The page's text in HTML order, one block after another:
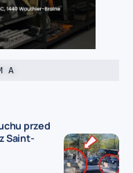
A
przed
Saint-